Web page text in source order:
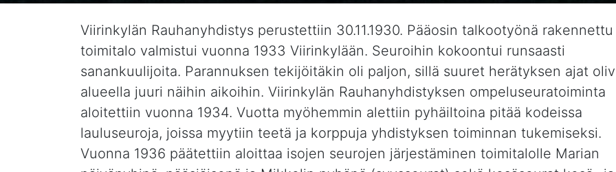
Viirinkylän Rauhanyhdistys perustettiin 30.11.1930. Pääosin talkootyönä rakennettu
toimitalo valmistui vuonna 1933 Viirinkylään. Seuroihin kokoontui runsaasti
sanankuulijoita. Parannuksen tekijöitäkin oli paljon, sillä suuret herätyksen ajat
alueella juuri näihin aikoihin. Viirinkylän Rauhanyhdistyksen ompeluseuratoiminta
aloitettiin vuonna 1934. Vuotta myöhemmin alettiin pyhäiltoina pitää kodeissa
lauluseuroja, joissa myytiin teetä ja korppuja yhdistyksen toiminnan tukemiseksi.
Vuonna 1936 päätettiin aloittaa isojen seurojen järjestäminen toimitalolle Marian